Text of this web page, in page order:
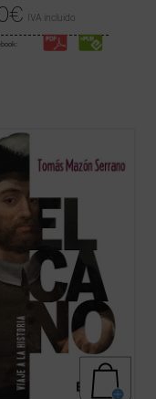
€ IVA incluido
a la historia
profano o experto, las
y los suyos, que nos llegan
relaciones y otros
hace quinientos años, para
...